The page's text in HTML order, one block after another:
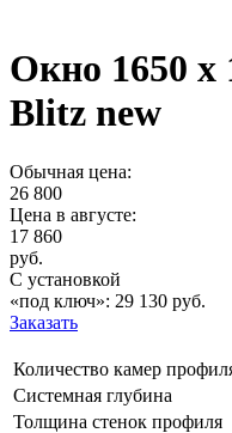
Окно 1650 х
Blitz new
Обычная цена:
26 800
Цена в августе:
17 860
руб.
С установкой
«под ключ»: 29 130 руб.
Заказать
Количество камер
Системная глубина
Толщина стенок профиля